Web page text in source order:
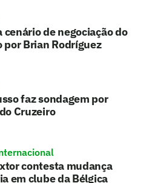
cenário de negociação do
por Brian Rodríguez
faz sondagem por
Cruzeiro
contesta mudança
em clube da Bélgica